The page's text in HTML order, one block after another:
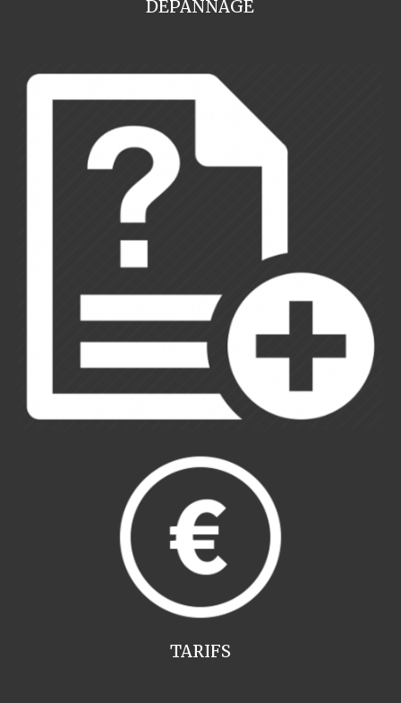
DEPANNAGE
TARIFS